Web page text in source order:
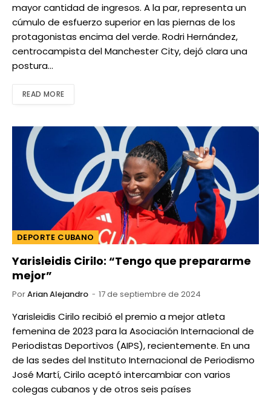
mayor cantidad de ingresos. A la par, representa un
cúmulo de esfuerzo superior en las piernas de los
protagonistas encima del verde. Rodri Hernández,
centrocampista del Manchester City, dejó clara una
postura…
READ MORE
DEPORTE CUBANO
Yarisleidis Cirilo: “Tengo que prepararme
mejor”
PorArian Alejandro 17 de septiembre de 2024
Yarisleidis Cirilo recibió el premio a mejor atleta
femenina de 2023 para la Asociación Internacional de
Periodistas Deportivos (AIPS), recientemente. En una
de las sedes del Instituto Internacional de Periodismo
José Martí, Cirilo aceptó intercambiar con varios
colegas cubanos y de otros seis países